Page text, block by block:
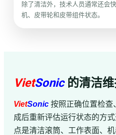
除了清洁外，技术人员通常还会
机、皮带轮和皮带组件状态。
VietSonic的清洁维
VietSonic 按照正确位置检查
成后重新评估运行状态的方
点是清洁滚筒、工作表面、